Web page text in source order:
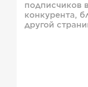
подписчиков
конкурента,
другой